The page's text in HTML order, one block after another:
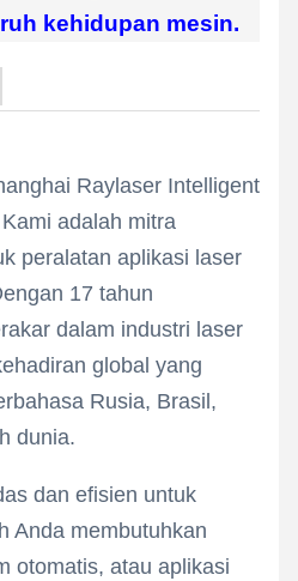
kehidupan mesin.
Raylaser Intelligent
adalah mitra
peralatan aplikasi laser
17 tahun
dalam industri laser
global yang
Rusia, Brasil,
dunia.
dan efisien untuk
Anda membutuhkan
otomatis, atau aplikasi